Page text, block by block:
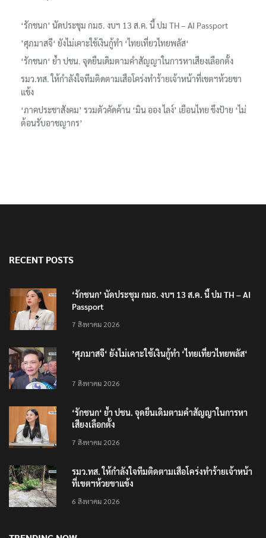
‘รักชนก’ นัดประชุม กมธ. งบฯ 13 ส.ค. นี้ ปม TH – AI Passport
’ศุภมาสจี‘ ยังไม่เคาะใช้เงินกู้ทำ ‘ไทยเที่ยวไทยพลัส‘
‘รักชนก‘ ย้ำ ปชน. จุดยืนเดิมตามคำสัญญาในการหาเสียงเลือกตั้ง
รมว.ทส. ให้กำลังใจทีมติดตามเสือโคร่งทำร้ายเจ้าหน้าที่เขตฯห้วยขา
แข้ง
‘ภาคประชาสังคม’ รวมตัวคัดค้าน ‘มิน ออง ไลง์’ เยือนไทย ขึงป้าย ‘ไม่
ต้อนรับอาชญากร’
RECENT POSTS
‘รักชนก’ นัดประชุม กมธ. งบฯ 13 ส.ค. นี้ ปม TH – AI
Passport
7 สิงหาคม 2026
’ศุภมาสจี‘ ยังไม่เคาะใช้เงินกู้ทำ ‘ไทยเที่ยวไทยพลัส‘
7 สิงหาคม 2026
‘รักชนก‘ ย้ำ ปชน. จุดยืนเดิมตามคำสัญญาในการหา
เสียงเลือกตั้ง
7 สิงหาคม 2026
รมว.ทส. ให้กำลังใจทีมติดตามเสือโคร่งทำร้ายเจ้าหน้า
ที่เขตฯห้วยขาแข้ง
6 สิงหาคม 2026